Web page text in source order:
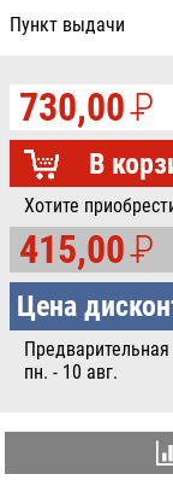
Пункт выдачи
730,00P
В
Хотите
415,00P
Цена
пн. - 10 авг.